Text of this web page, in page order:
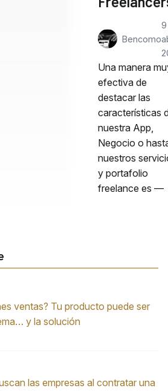
Bencomo
9
Una manera
efectiva de
destacar las
características
nuestra App,
Negocio o
nuestros
y portafolio
freelance es —
ventas? Tu producto puede ser
y la solución
las empresas al contratar una